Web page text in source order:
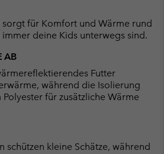
sorgt für Komfort und Wärme rund
deine Kids unterwegs sind.
AB
Futter
während die Isolierung
für zusätzliche Wärme
schützen kleine Schätze, während